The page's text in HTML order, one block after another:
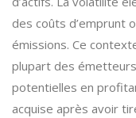
des coûts d’emprunt
émissions. Ce
plupart des
potentielles en
acquise après avoir